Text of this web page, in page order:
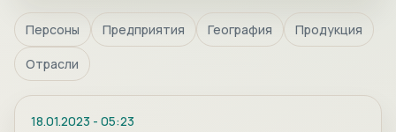
Персоны Предприятия География Продукция
Отрасли
18.01.2023 - 05:23